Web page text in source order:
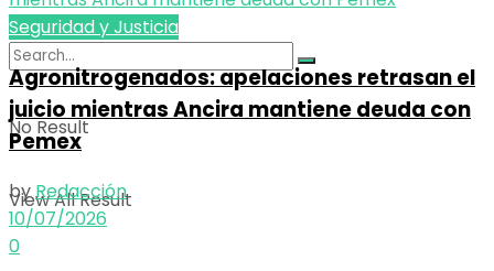
No Result
View All Result
Seguridad y Justicia
Agronitrogenados: apelaciones retrasan el
juicio mientras Ancira mantiene deuda con
Pemex
byRedacción
10/07/2026
0